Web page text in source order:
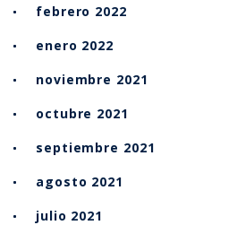
febrero 2022
enero 2022
noviembre 2021
octubre 2021
septiembre 2021
agosto 2021
julio 2021